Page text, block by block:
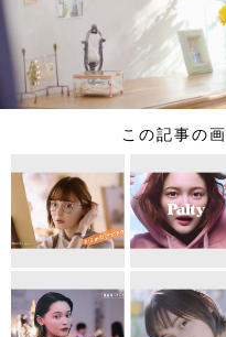
この記事の